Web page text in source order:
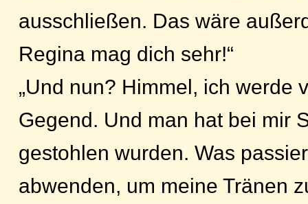
ausschließen. Das wäre
Regina mag dich sehr!“
„Und nun? Himmel, ich werde
Gegend. Und man hat bei mir
gestohlen wurden. Was
abwenden, um meine Tränen